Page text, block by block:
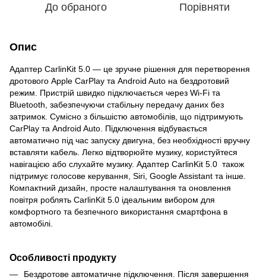
До обраного Порівняти
Опис
Адаптер CarlinKit 5.0 — це зручне рішення для перетворення
дротового Apple CarPlay та Android Auto на бездротовий
режим. Пристрій швидко підключається через Wi-Fi та
Bluetooth, забезпечуючи стабільну передачу даних без
затримок. Сумісно з більшістю автомобілів, що підтримують
CarPlay та Android Auto. Підключення відбувається
автоматично під час запуску двигуна, без необхідності вручну
вставляти кабель. Легко відтворюйте музику, користуйтеся
навігацією або слухайте музику. Адаптер CarlinKit 5.0 також
підтримує голосове керування, Siri, Google Assistant та інше.
Компактний дизайн, просте налаштування та оновлення
повітря роблять CarlinKit 5.0 ідеальним вибором для
комфортного та безпечного використання смартфона в
автомобілі.
Особливості продукту
Бездротове автоматичне підключення. Після завершення